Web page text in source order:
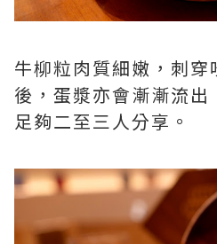
牛柳粒肉質細嫩，刺穿
後，蛋漿亦會漸漸流出
足夠二至三人分享。